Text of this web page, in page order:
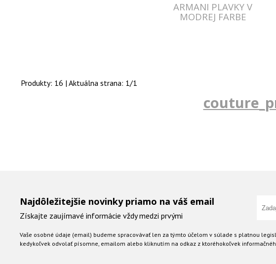
ARMANI PLAVKY V
MODREJ FARBE
Produkty: 16 | Aktuálna strana: 1/1
Najdôležitejšie novinky priamo na váš email
Získajte zaujímavé informácie vždy medzi prvými
Vaše osobné údaje (email) budeme spracovávať len za týmto účelom v súlade s platnou
kedykoľvek odvolať písomne, emailom alebo kliknutím na odkaz z ktoréhokoľvek